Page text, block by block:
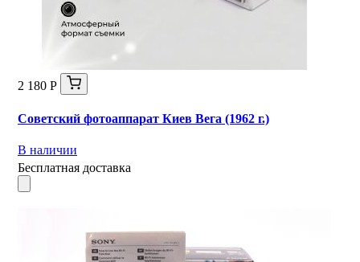
2 180 Р
Советский фотоаппарат Киев Вега (1962 г.)
В наличии
Бесплатная доставка